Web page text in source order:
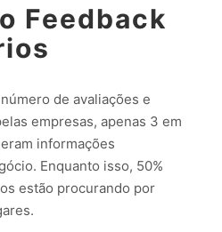
Feedback
de avaliações e
empresas, apenas 3 em
informações
Enquanto isso, 50%
estão procurando por